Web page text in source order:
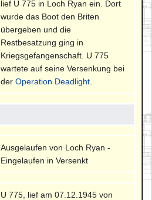
lief U 775 in Loch Ryan ein. Dort
wurde das Boot den Briten
übergeben und die
Restbesatzung ging in
Kriegsgefangenschaft. U 775
wartete auf seine Versenkung bei
derOperation Deadlight
Ausgelaufen von Loch Ryan -
Eingelaufen in Versenkt
U 775, lief am 07.12.1945 von